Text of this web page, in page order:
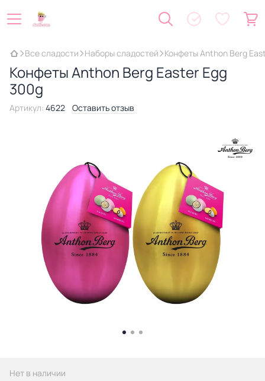
Все сладости Наборы сладостей Конфеты Anthon Berg
Конфеты Anthon Berg Easter Egg
300g
Артикул: 4622 Оставить отзыв
Нет в наличии